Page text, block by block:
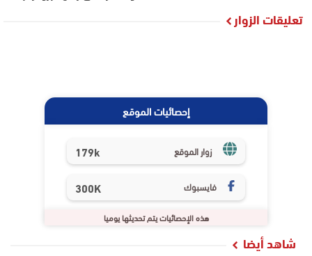
تعليقات الزوار
إحصائيات الموقع
زوار الموقع 179k
فايسبوك 300K
هذه الإحصائيات يتم تحديثها يوميا
شاهد أيضا